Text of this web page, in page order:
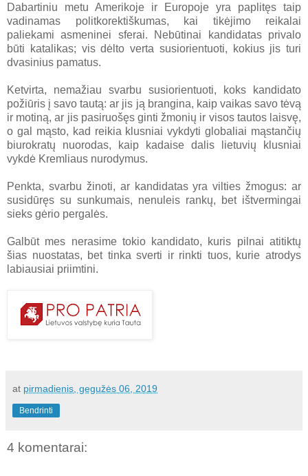
Dabartiniu metu Amerikoje ir Europoje yra paplitęs taip
vadinamas politkorektiškumas, kai tikėjimo reikalai
paliekami asmeninei sferai. Nebūtinai kandidatas privalo
būti katalikas; vis dėlto verta susiorientuoti, kokius jis turi
dvasinius pamatus.
Ketvirta, nemažiau svarbu susiorientuoti, koks kandidato
požiūris į savo tautą: ar jis ją brangina, kaip vaikas savo tėvą
ir motiną, ar jis pasiruošęs ginti žmonių ir visos tautos laisvę,
o gal mąsto, kad reikia klusniai vykdyti globaliai mąstančių
biurokratų nuorodas, kaip kadaise dalis lietuvių klusniai
vykdė Kremliaus nurodymus.
Penkta, svarbu žinoti, ar kandidatas yra vilties žmogus: ar
susidūręs su sunkumais, nenuleis rankų, bet ištvermingai
sieks gėrio pergalės.
Galbūt mes nerasime tokio kandidato, kuris pilnai atitiktų
šias nuostatas, bet tinka sverti ir rinkti tuos, kurie atrodys
labiausiai priimtini.
at pirmadienis, gegužės 06, 2019
Bendrinti
4 komentarai: